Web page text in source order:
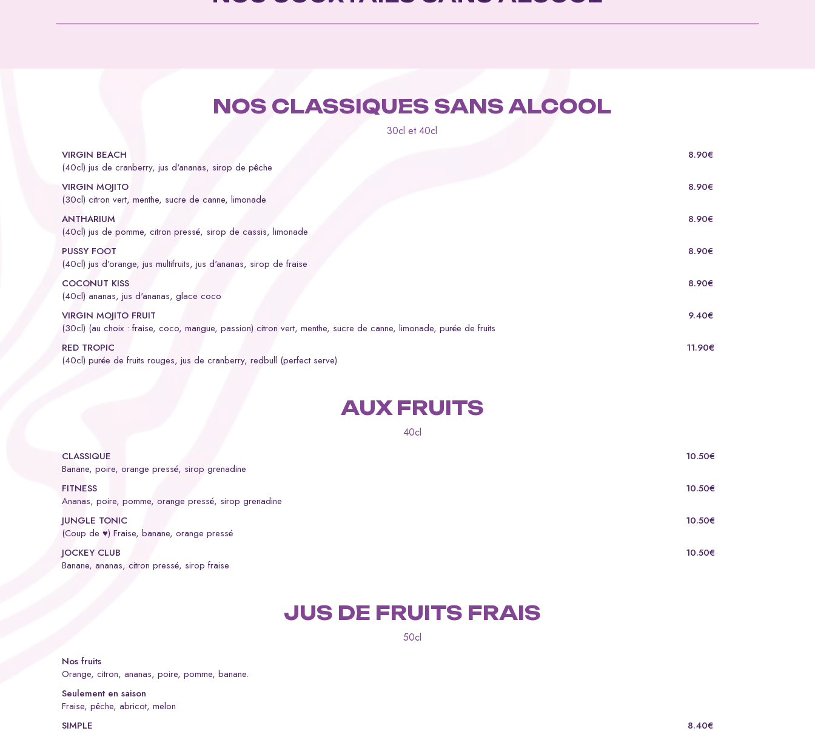
NOS CLASSIQUES SANS ALCOOL
30cl et 40cl
VIRGIN BEACH
(40cl) jus de cranberry, jus d'ananas, sirop de pêche
8.90€
VIRGIN MOJITO
(30cl) citron vert, menthe, sucre de canne, limonade
8.90€
ANTHARIUM
(40cl) jus de pomme, citron pressé, sirop de cassis, limonade
8.90€
PUSSY FOOT
(40cl) jus d'orange, jus multifruits, jus d'ananas, sirop de fraise
8.90€
COCONUT KISS
(40cl) ananas, jus d'ananas, glace coco
8.90€
VIRGIN MOJITO FRUIT
(30cl) (au choix : fraise, coco, mangue, passion) citron vert, menthe, sucre de canne, limonade, purée de fruits
9.40€
RED TROPIC
(40cl) purée de fruits rouges, jus de cranberry, redbull (perfect serve)
11.90€
AUX FRUITS
40cl
CLASSIQUE
Banane, poire, orange pressé, sirop grenadine
10.50€
FITNESS
Ananas, poire, pomme, orange pressé, sirop grenadine
10.50€
JUNGLE TONIC
(Coup de ♥) Fraise, banane, orange pressé
10.50€
JOCKEY CLUB
Banane, ananas, citron pressé, sirop fraise
10.50€
JUS DE FRUITS FRAIS
50cl
Nos fruits
Orange, citron, ananas, poire, pomme, banane.
Seulement en saison
Fraise, pêche, abricot, melon
SIMPLE
8.40€